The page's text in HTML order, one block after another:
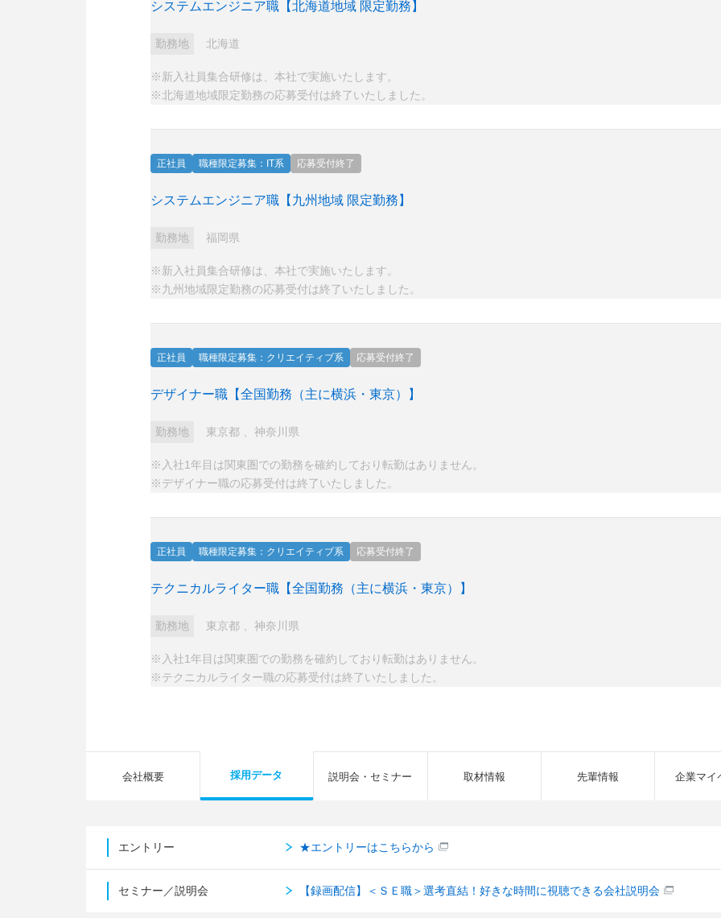
システムエンジニア職【北海道地域 限定勤務】
勤務地 北海道
※新入社員集合研修は、本社で実施いたします。
※北海道地域限定勤務の応募受付は終了いたしました。
正社員 職種限定募集：IT系 応募受付終了
システムエンジニア職【九州地域 限定勤務】
勤務地 福岡県
※新入社員集合研修は、本社で実施いたします。
※九州地域限定勤務の応募受付は終了いたしました。
正社員 職種限定募集：クリエイティブ系 応募受付終了
デザイナー職【全国勤務（主に横浜・東京）】
勤務地 東京都 神奈川県
※入社1年目は関東圏での勤務を確約しており転勤はありません。
※デザイナー職の応募受付は終了いたしました。
正社員 職種限定募集：クリエイティブ系 応募受付終了
テクニカルライター職【全国勤務（主に横浜・東京）】
勤務地 東京都 神奈川県
※入社1年目は関東圏での勤務を確約しており転勤はありません。
※テクニカルライター職の応募受付は終了いたしました。
会社概要 採用データ 説明会・セミナー 取材情報 先輩情報 企業マイ
エントリー ★エントリーはこちらから
セミナー／説明会 【録画配信】＜ＳＥ職＞選考直結！好きな時間に視聴できる会社説明会